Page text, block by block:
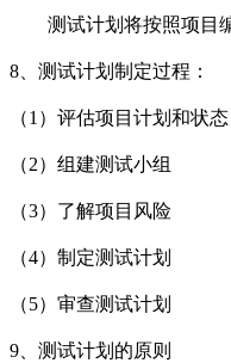
测试计划将按照项目编
8、测试计划制定过程：
（1）评估项目计划和状态
（2）组建测试小组
（3）了解项目风险
（4）制定测试计划
（5）审查测试计划
9、测试计划的原则